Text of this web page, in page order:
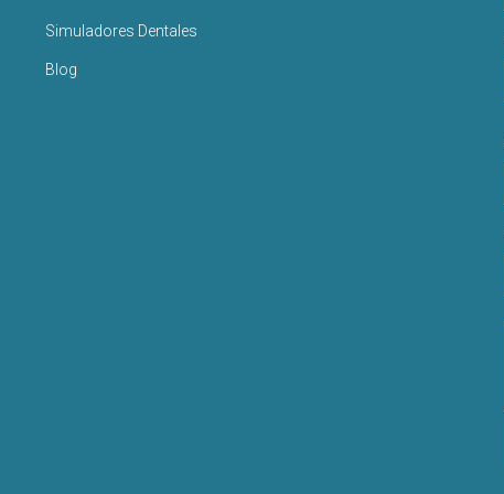
Simuladores Dentales
Blog